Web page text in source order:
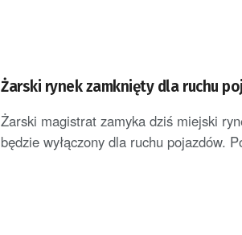
Żarski rynek zamknięty dla ruchu
Żarski magistrat zamyka dziś miejski
będzie wyłączony dla ruchu pojazdów.